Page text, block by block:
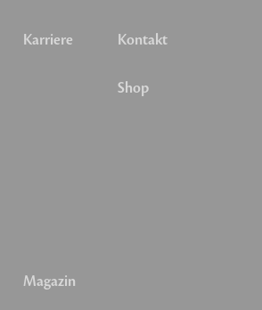
Karriere
Magazin
Kontakt
Shop